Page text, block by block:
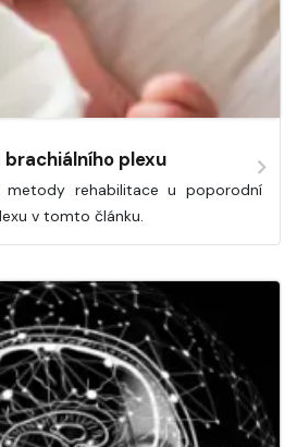
plexu
metody rehabilitace u poporodní
v tomto článku.